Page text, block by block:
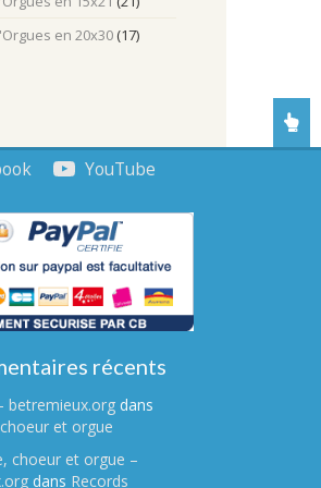
en 20x30 (17)
YouTube
récents
betremieux.org dans
et orgue
choeur et orgue –
dans Records